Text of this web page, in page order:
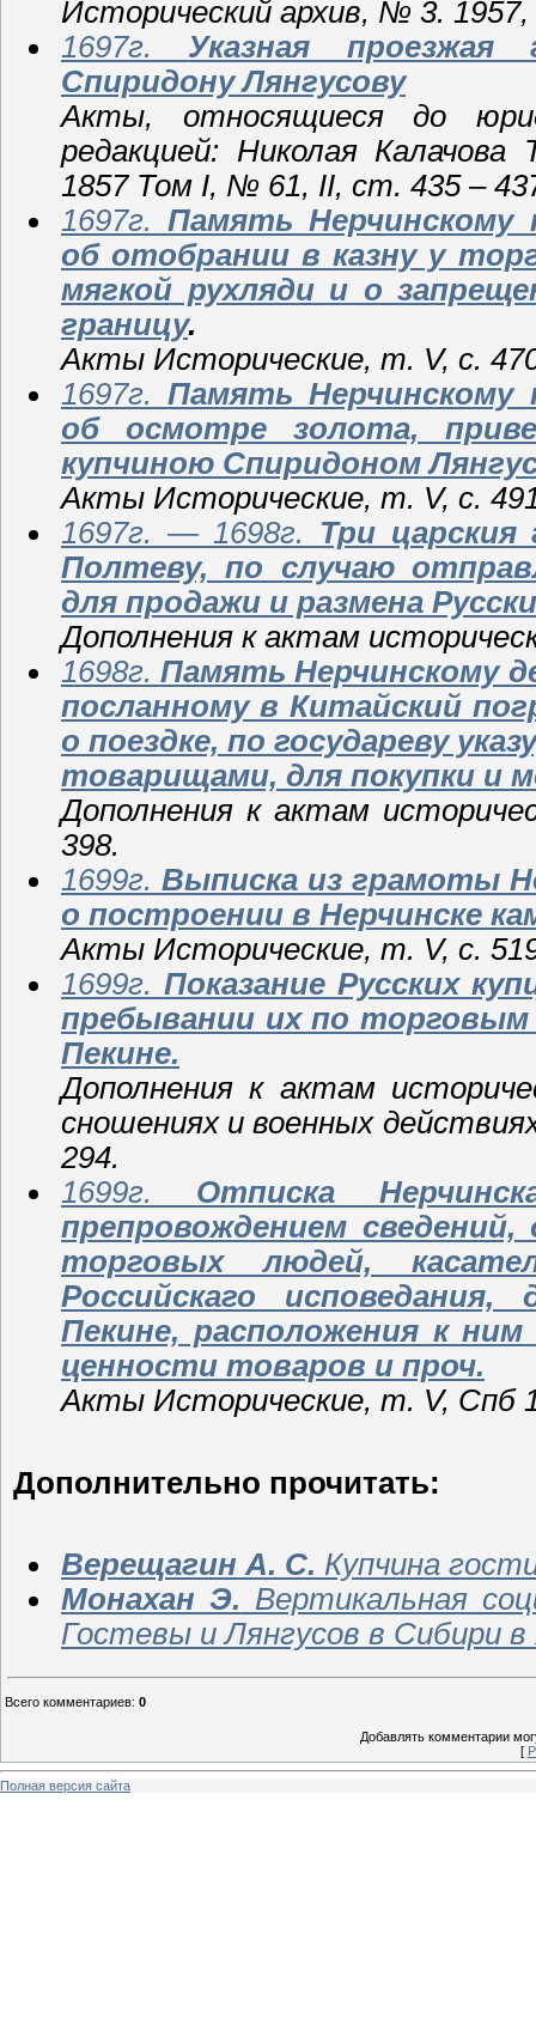
Исторический архив, № 3.
1697г. Указная
Спиридону Лянгусову
Акты, относящиеся до
редакцией: Николая
1857 Том I, № 61, II, ст. 435 –
1697г.Память Нерчинскому
об отобрании в казну у
мягкой рухляди и о
границу.
Акты Исторические, т. V, с.
1697г.Память Нерчинскому
об осмотре золота,
купчиною Спиридоном
Акты Исторические, т. V, с.
1697г. — 1698г. Три
Полтеву, по случаю
для продажи и размена
Дополнения к актам
1698г.Память Нерчинскому
посланному в Китайский
о поездке, по государеву
товарищами, для покупки и
Дополнения к актам
398.
1699г. Выписка из грамоты
о построении в Нерчинске
Акты Исторические, т. V, с.
1699г. Показание Русских
пребывании их по
Пекине.
Дополнения к актам
сношениях и военных
294.
1699г. Отписка
препровождением
торговых людей,
Российскаго
Пекине, расположения к
ценности товаров и проч.
Акты Исторические, т. V, Спб
Дополнительно прочитать:
Верещагин А. С. Купчина
Монахан Э. Вертикальная
Гостевы и Лянгусов в Сибири в
Всего комментариев: 0
Добавлять комментарии
[
Полная версия сайта